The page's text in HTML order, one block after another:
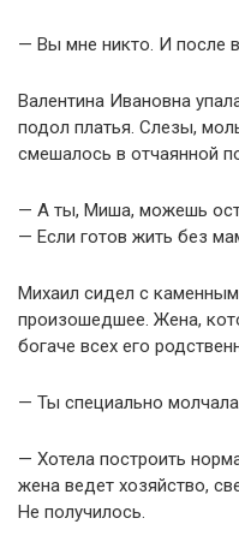
— Вы мне никто. И после
Валентина Ивановна
подол платья. Слезы,
смешалось в отчаянной
— А ты, Миша, можешь
— Если готов жить без
Михаил сидел с
произошедшее. Жена,
богаче всех его
— Ты специально
— Хотела построить
жена ведет хозяйство,
Не получилось.